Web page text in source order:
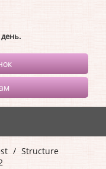
Structure